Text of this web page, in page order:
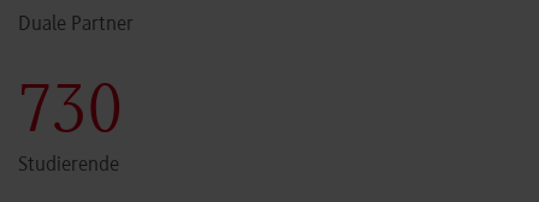
Duale Partner
731
Studierende